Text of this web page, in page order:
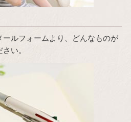
ールフォームより、どんなものが
い。